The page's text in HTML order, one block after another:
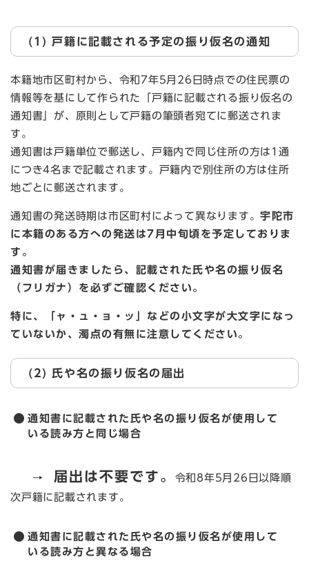
(1) 戸籍に記載される予定の振り仮名の通知
本籍地市区町村から、令和7年5月26日時点での住民票の
情報等を基にして作られた「戸籍に記載される振り仮名の
通知書」が、原則として戸籍の筆頭者宛てに郵送されま
す。
通知書は戸籍単位で郵送し、戸籍内で同じ住所の方は1通
につき4名まで記載されます。戸籍内で別住所の方は住所
地ごとに郵送されます。
​通知書の発送時期は市区町村によって異なります。宇陀市
に本籍のある方への発送は7月中旬頃を予定しておりま
す。
通知書が届きましたら、記載された氏や名の振り仮名
（フリガナ）を必ずご確認ください。
特に、「ャ・ュ・ョ・ッ」などの小文字が大文字になっ
ていないか、濁点の有無に注意してください。
(2) 氏や名の振り仮名の届出​
通知書に記載された氏や名の振り仮名が使用して
いる読み方と同じ場合
→ 届出は不要です。
令和8年5月26日以降順
次戸籍に記載されます。
通知書に記載された氏や名の振り仮名が使用して
いる読み方と異なる場合